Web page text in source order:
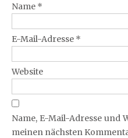
Name *
E-Mail-Adresse *
Website
Name, E-Mail-Adresse und
meinen nächsten